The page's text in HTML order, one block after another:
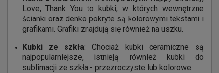
Love,Thank You to kubki, w których wewnętrzne
ścianki oraz denko pokryte są kolorowymi tekstami i
grafikami. Grafiki znajdują się również na uszku.
Kubki ze szkła: Chociaż kubki ceramiczne są
najpopularniejsze, istnieją również kubki do
sublimacji ze szkła - przezroczyste lub kolorowe.